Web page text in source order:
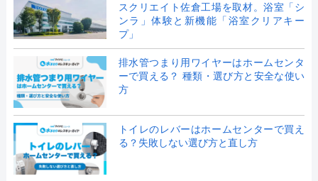
スクリエイト佐倉工場を取材。浴室「シ
ンラ」体験と新機能「浴室クリアキー
プ」
排水管つまり用ワイヤーはホームセンタ
ーで買える？ 種類・選び方と安全な使い
方
トイレのレバーはホームセンターで買え
る？失敗しない選び方と直し方